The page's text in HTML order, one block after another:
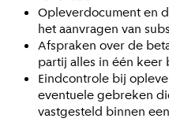
Opleverdocument en
het aanvragen van
Afspraken over de
partij alles in één keer
Eindcontrole bij
eventuele gebreken
vastgesteld binnen